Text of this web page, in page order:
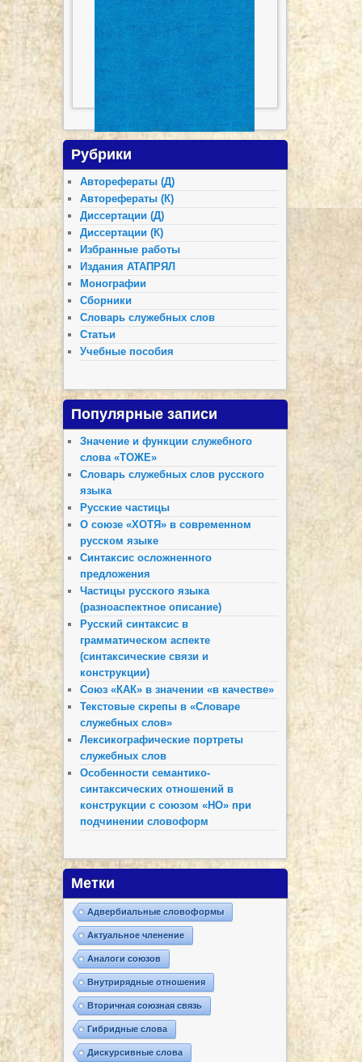
Рубрики
Авторефераты (Д)
Авторефераты (К)
Диссертации (Д)
Диссертации (К)
Избранные работы
Издания АТАПРЯЛ
Монографии
Сборники
Словарь служебных слов
Статьи
Учебные пособия
Популярные записи
Значение и функции служебного
слова «ТОЖЕ»
Словарь служебных слов русского
языка
Русские частицы
О союзе «ХОТЯ» в современном
русском языке
Синтаксис осложненного
предложения
Частицы русского языка
(разноаспектное описание)
Русский синтаксис в
грамматическом аспекте
(синтаксические связи и
конструкции)
Союз «КАК» в значении «в качестве»
Текстовые скрепы в «Словаре
служебных слов»
Лексикографические портреты
служебных слов
Особенности семантико-
синтаксических отношений в
конструкции с союзом «НО» при
подчинении словоформ
Метки
Адвербиальные словоформы
Актуальное членение
Аналоги союзов
Внутрирядные отношения
Вторичная союзная связь
Гибридные слова
Дискурсивные слова